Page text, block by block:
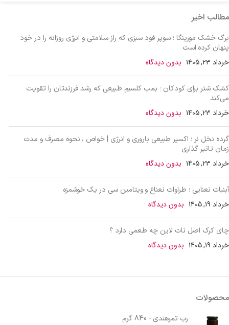
مطالب اخیر
برگ خشک مورینگا ؛ سوپر فود سبزی که راز سلامتی و انرژی روزانه را در خود
پنهان کرده است
خرداد 23, 1405 بدون دیدگاه
کشک شتر برای کودکان ؛ بمب کلسیم طبیعی که رشد فرزندتان را تقویت
می‌کند
خرداد 23, 1405 بدون دیدگاه
گرده نخل نر ؛ اکسیر طبیعی باروری و انرژی | خواص ، نحوه مصرف و مدت
زمان تاثیر گذاری
خرداد 23, 1405 بدون دیدگاه
آبنبات نعنایی ؛ طراوات نعناع و ویتامین سی در یک خوشمزه
خرداد 19, 1405 بدون دیدگاه
چای کرک اصل نات لاین چه طعمی دارد ؟
خرداد 19, 1405 بدون دیدگاه
محصولات
رب تمرهندی - 840 گرم